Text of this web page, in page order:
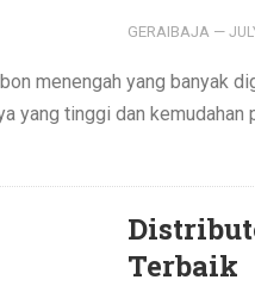
GERAIBAJA —
menengah yang banyak
yang tinggi dan
Terbaik